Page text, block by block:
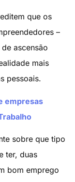
que os
–
ascensão
mais
pessoais.
empresas
sobre que tipo
ter, duas
bom emprego